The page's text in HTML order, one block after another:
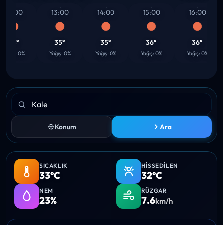
0%
13:00
35°
Yağış: 0%
14:00
35°
Yağış: 0%
15:00
36°
Yağış: 0%
16:00
36°
Yağış: 0%
Konum Ara
SICAKLIK
33°C
HISSEDILEN
32°C
NEM
23%
RÜZGAR
7.6km/h